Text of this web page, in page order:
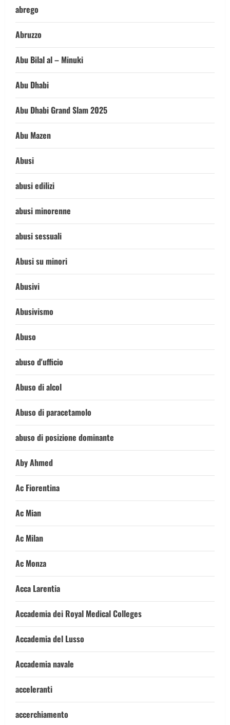
abrego
Abruzzo
Abu Bilal al – Minuki
Abu Dhabi
Abu Dhabi Grand Slam 2025
Abu Mazen
Abusi
abusi edilizi
abusi minorenne
abusi sessuali
Abusi su minori
Abusivi
Abusivismo
Abuso
abuso d'ufficio
Abuso di alcol
Abuso di paracetamolo
abuso di posizione dominante
Aby Ahmed
Ac Fiorentina
Ac Mian
Ac Milan
Ac Monza
Acca Larentia
Accademia dei Royal Medical Colleges
Accademia del Lusso
Accademia navale
acceleranti
accerchiamento